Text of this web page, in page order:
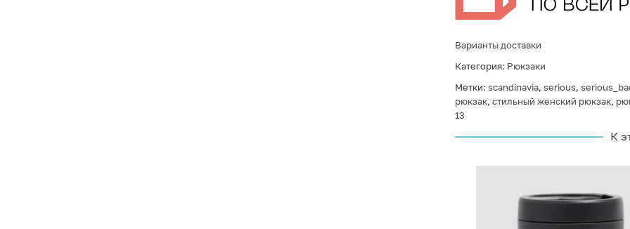
Варианты доставки
Категория: Рюкзаки
Метки: scandinavia, serious,
рюкзак, стильный женский рюкзак,
13
К